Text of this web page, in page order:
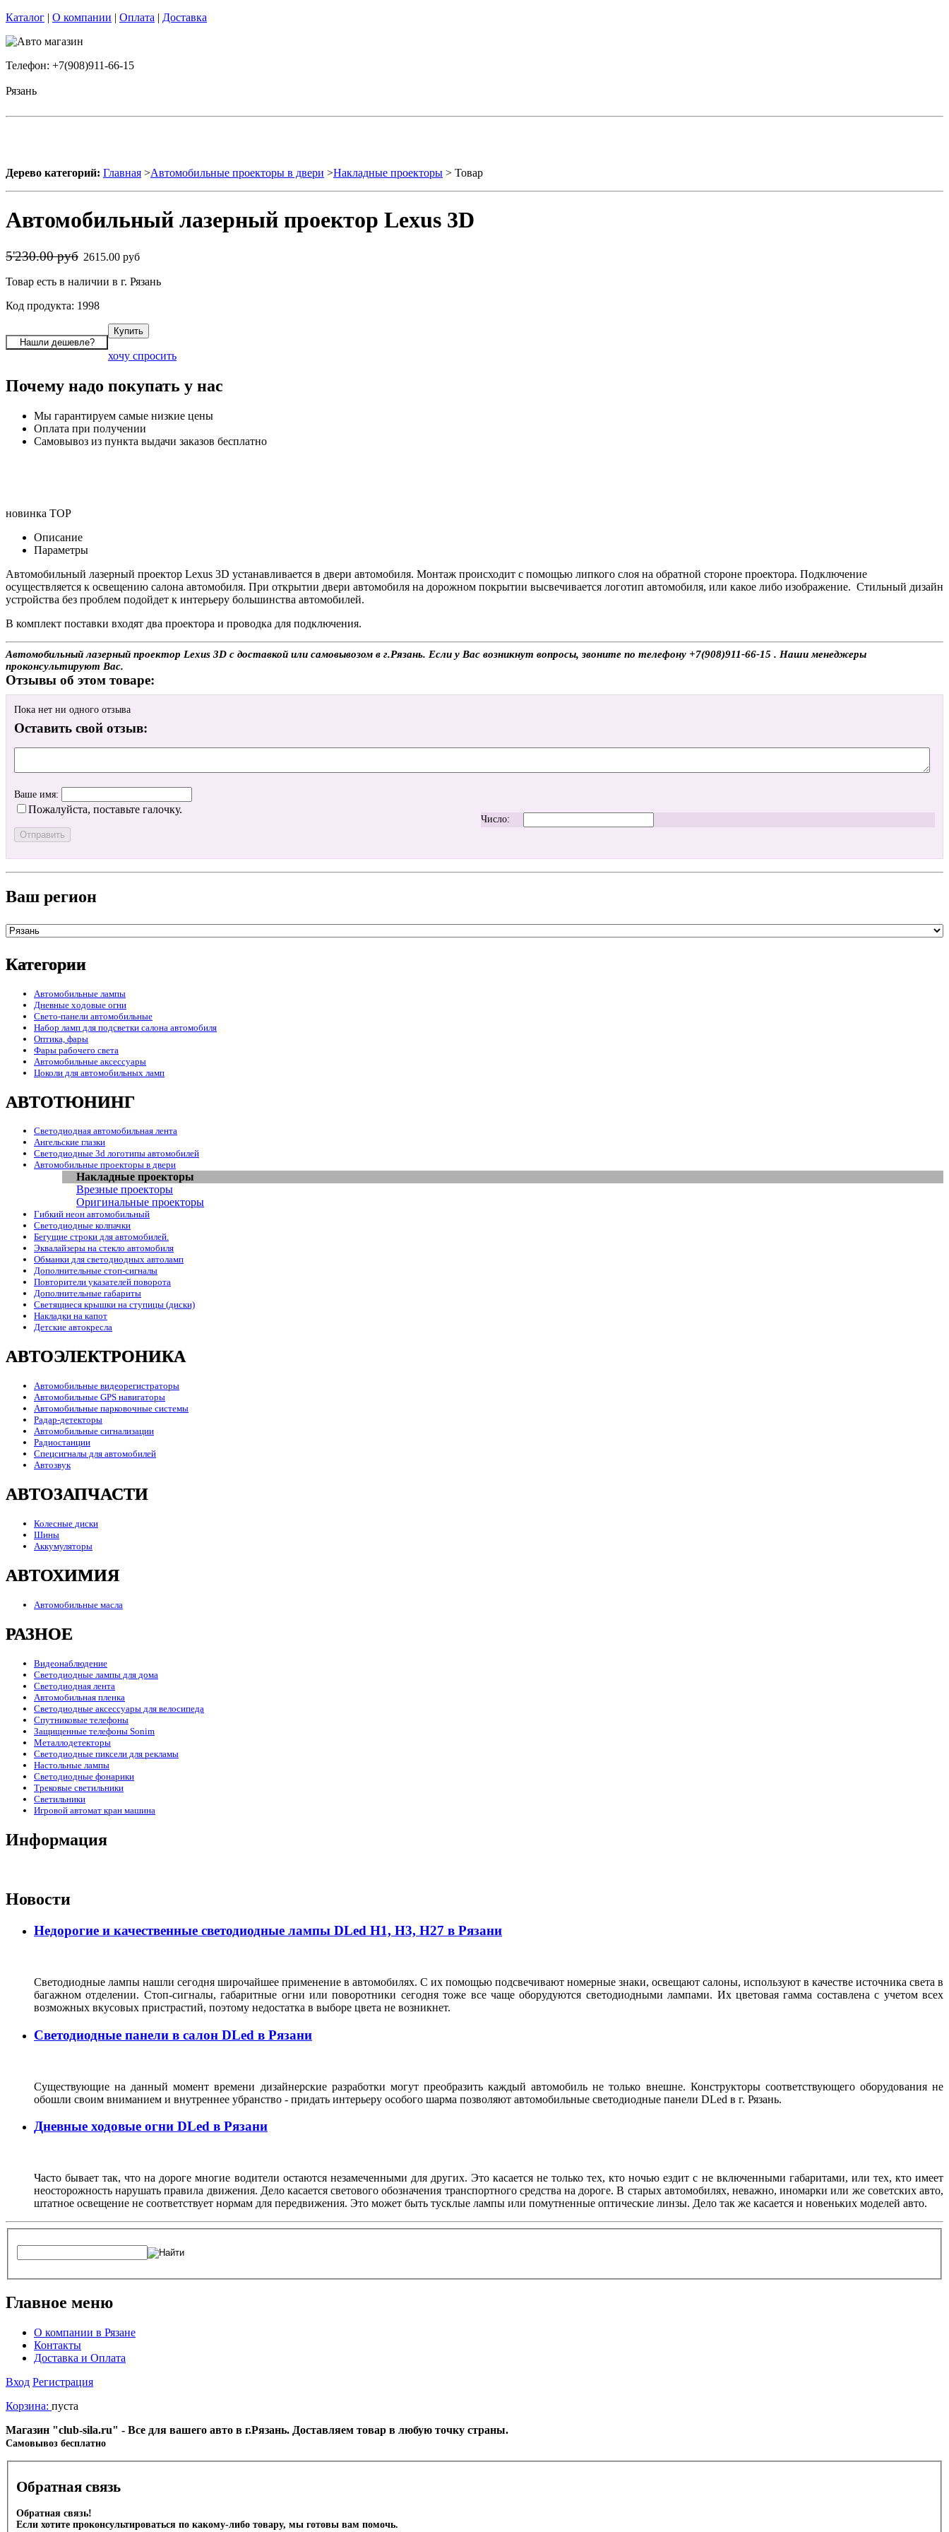
Каталог | О компании | Оплата | Доставка
Телефон: +7(908)911-66-15
Рязань
Дерево категорий: Главная >Автомобильные проекторы в двери >Накладные проекторы > Товар
Автомобильный лазерный проектор Lexus 3D
5'230.00 руб 2615.00 руб
Товар есть в наличии в г. Рязань
Код продукта: 1998
хочу спросить
Почему надо покупать у нас
Мы гарантируем самые низкие цены
Оплата при получении
Самовывоз из пункта выдачи заказов бесплатно
новинка TOP
Описание
Параметры
Автомобильный лазерный проектор Lexus 3D устанавливается в двери автомобиля. Монтаж происходит с помощью липкого слоя на обратной стороне проектора. Подключение
осуществляется к освещению салона автомобиля. При открытии двери автомобиля на дорожном покрытии высвечивается логотип автомобиля, или какое либо изображение. Стильный дизайн
устройства без проблем подойдет к интерьеру большинства автомобилей.
В комплект поставки входят два проектора и проводка для подключения.
Автомобильный лазерный проектор Lexus 3D с доставкой или самовывозом в г.Рязань. Если у Вас возникнут вопросы, звоните по телефону +7(908)911-66-15 . Наши менеджеры
проконсультируют Вас.
Отзывы об этом товаре:
Пока нет ни одного отзыва
Оставить свой отзыв:
Ваше имя:
Пожалуйста, поставьте галочку.
Число:
Ваш регион
Категории
Автомобильные лампы
Дневные ходовые огни
Свето-панели автомобильные
Набор ламп для подсветки салона автомобиля
Оптика, фары
Фары рабочего света
Автомобильные аксессуары
Цоколи для автомобильных ламп
АВТОТЮНИНГ
Светодиодная автомобильная лента
Ангельские глазки
Светодиодные 3d логотипы автомобилей
Автомобильные проекторы в двери
Накладные проекторы
Врезные проекторы
Оригинальные проекторы
Гибкий неон автомобильный
Светодиодные колпачки
Бегущие строки для автомобилей.
Эквалайзеры на стекло автомобиля
Обманки для светодиодных автоламп
Дополнительные стоп-сигналы
Повторители указателей поворота
Дополнительные габариты
Светящиеся крышки на ступицы (диски)
Накладки на капот
Детские автокресла
АВТОЭЛЕКТРОНИКА
Автомобильные видеорегистраторы
Автомобильные GPS навигаторы
Автомобильные парковочные системы
Радар-детекторы
Автомобильные сигнализации
Радиостанции
Спецсигналы для автомобилей
Автозвук
АВТОЗАПЧАСТИ
Колесные диски
Шины
Аккумуляторы
АВТОХИМИЯ
Автомобильные масла
РАЗНОЕ
Видеонаблюдение
Светодиодные лампы для дома
Светодиодная лента
Автомобильная пленка
Светодиодные аксессуары для велосипеда
Спутниковые телефоны
Защищенные телефоны Sonim
Металлодетекторы
Светодиодные пиксели для рекламы
Настольные лампы
Светодиодные фонарики
Трековые светильники
Светильники
Игровой автомат кран машина
Информация
Новости
Недорогие и качественные светодиодные лампы DLed Н1, Н3, Н27 в Рязани
Светодиодные лампы нашли сегодня широчайшее применение в автомобилях. С их помощью подсвечивают номерные знаки, освещают салоны, используют в качестве источника света в
багажном отделении. Стоп-сигналы, габаритные огни или поворотники сегодня тоже все чаще оборудуются светодиодными лампами. Их цветовая гамма составлена с учетом всех
возможных вкусовых пристрастий, поэтому недостатка в выборе цвета не возникнет.
Светодиодные панели в салон DLed в Рязани
Существующие на данный момент времени дизайнерские разработки могут преобразить каждый автомобиль не только внешне. Конструкторы соответствующего оборудования не
обошли своим вниманием и внутреннее убранство - придать интерьеру особого шарма позволяют автомобильные светодиодные панели DLed в г. Рязань.
Дневные ходовые огни DLed в Рязани
Часто бывает так, что на дороге многие водители остаются незамеченными для других. Это касается не только тех, кто ночью ездит с не включенными габаритами, или тех, кто имеет
неосторожность нарушать правила движения. Дело касается светового обозначения транспортного средства на дороге. В старых автомобилях, неважно, иномарки или же советских авто,
штатное освещение не соответствует нормам для передвижения. Это может быть тусклые лампы или помутненные оптические линзы. Дело так же касается и новеньких моделей авто.
Главное меню
О компании в Рязане
Контакты
Доставка и Оплата
Вход Регистрация
Корзина: пуста
Магазин "club-sila.ru" - Все для вашего авто в г.Рязань. Доставляем товар в любую точку страны.
Cамовывоз бесплатно
Обратная связь
Обратная связь!
Если хотите проконсультироваться по какому-либо товару, мы готовы вам помочь.